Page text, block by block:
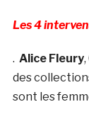
Les 4
. Alice Fleury
des
sont les